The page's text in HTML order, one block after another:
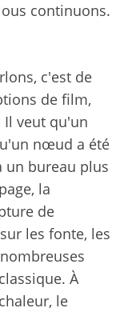
continuons.
c'est de
de film,
Il veut qu'un
nœud a été
un bureau plus
la
de
les fonte, les
À
le